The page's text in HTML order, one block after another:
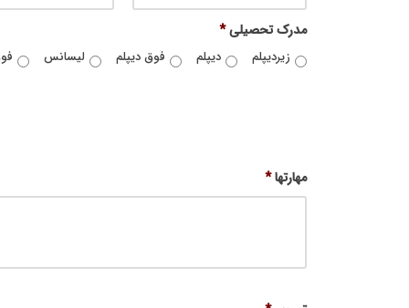
مدرک تحصیلی*
زیردیپلم دیپلم فوق دیپلم لیسانس
مهارتها*